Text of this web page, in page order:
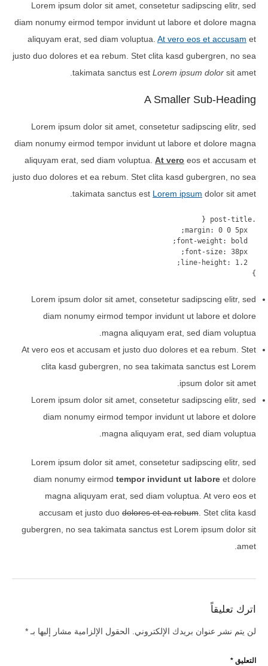
Lorem ipsum dolor sit amet, consetetur sadipscing elitr, sed
diam nonumy eirmod tempor invidunt ut labore et dolore magna
aliquyam erat, sed diam voluptua. At vero eos et accusam et
justo duo dolores et ea rebum. Stet clita kasd gubergren, no sea
takimata sanctus est Lorem ipsum dolor sit amet.
A Smaller Sub-Heading
Lorem ipsum dolor sit amet, consetetur sadipscing elitr, sed
diam nonumy eirmod tempor invidunt ut labore et dolore magna
aliquyam erat, sed diam voluptua. At vero eos et accusam et
justo duo dolores et ea rebum. Stet clita kasd gubergren, no sea
takimata sanctus est Lorem ipsum dolor sit amet.
}
Lorem ipsum dolor sit amet, consetetur sadipscing elitr, sed
diam nonumy eirmod tempor invidunt ut labore et dolore
magna aliquyam erat, sed diam voluptua.
At vero eos et accusam et justo duo dolores et ea rebum. Stet
clita kasd gubergren, no sea takimata sanctus est Lorem
ipsum dolor sit amet.
Lorem ipsum dolor sit amet, consetetur sadipscing elitr, sed
diam nonumy eirmod tempor invidunt ut labore et dolore
magna aliquyam erat, sed diam voluptua.
Lorem ipsum dolor sit amet, consetetur sadipscing elitr, sed
diam nonumy eirmod tempor invidunt ut labore et dolore
magna aliquyam erat, sed diam voluptua. At vero eos et
accusam et justo duo dolores et ea rebum . Stet clita kasd
gubergren, no sea takimata sanctus est Lorem ipsum dolor sit
amet.
اترك تعليقاً
لن يتم نشر عنوان بريدك الإلكتروني. الحقول الإلزامية مشار إليها بـ *
التعليق *